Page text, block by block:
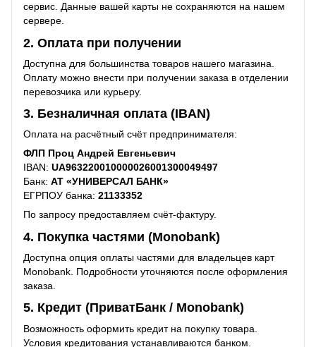
сервис. Данные вашей карты не сохраняются на нашем
сервере.
2. Оплата при получении
Доступна для большинства товаров нашего магазина.
Оплату можно внести при получении заказа в отделении
перевозчика или курьеру.
3. Безналичная оплата (IBAN)
Оплата на расчётный счёт предпринимателя:
ФЛП Проц Андрей Евгеньевич
IBAN: UA963220010000026001300049497
Банк: АТ «УНИВЕРСАЛ БАНК»
ЕГРПОУ банка: 21133352
По запросу предоставляем счёт-фактуру.
4. Покупка частями (Monobank)
Доступна опция оплаты частями для владельцев карт
Monobank. Подробности уточняются после оформления
заказа.
5. Кредит (ПриватБанк / Monobank)
Возможность оформить кредит на покупку товара.
Условия кредитования устанавливаются банком.